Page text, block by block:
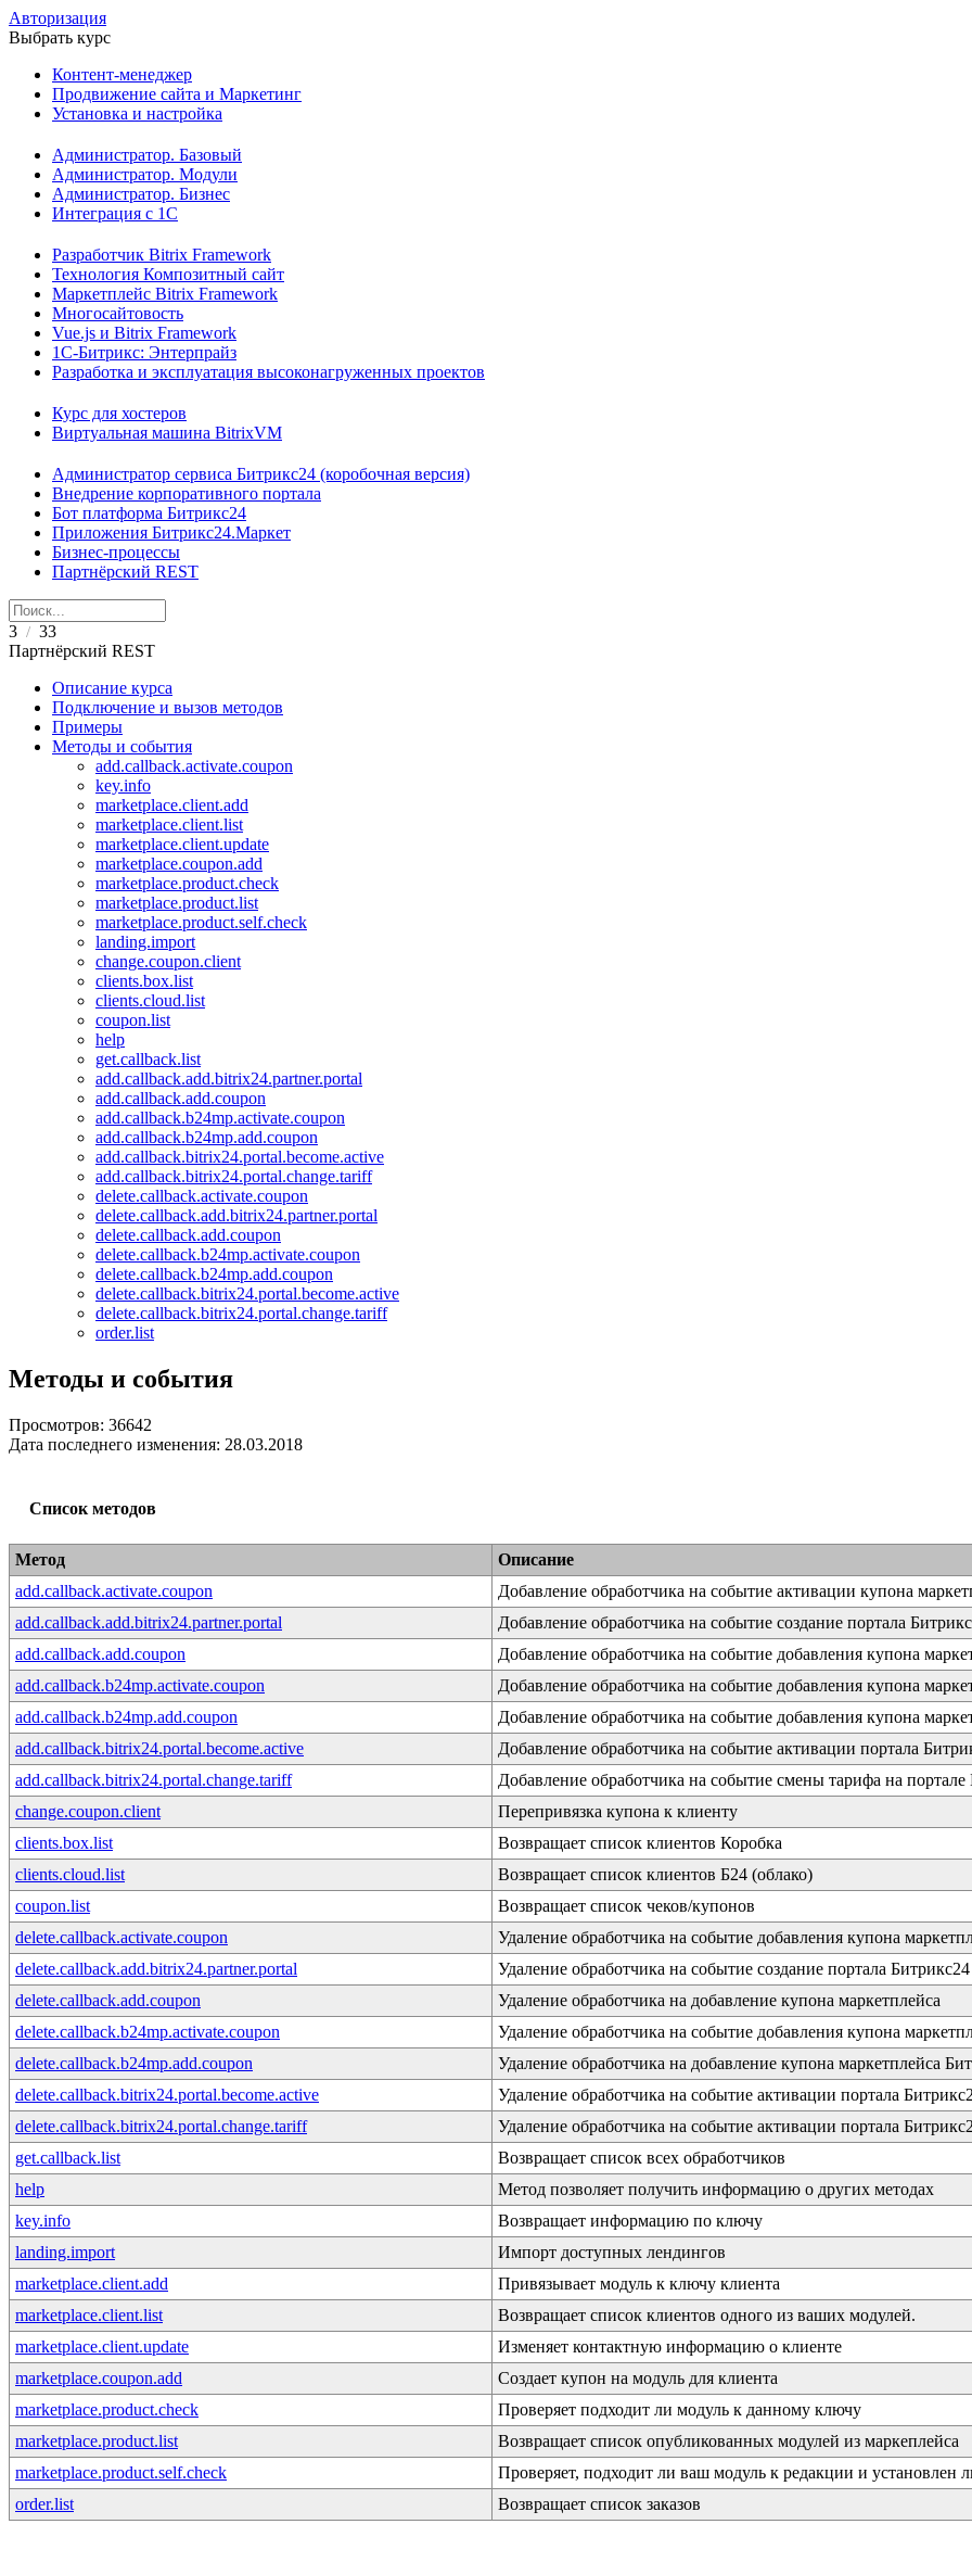
Авторизация
Выбрать курс
Контент-менеджер
Продвижение сайта и Маркетинг
Установка и настройка
Администратор. Базовый
Администратор. Модули
Администратор. Бизнес
Интеграция с 1С
Разработчик Bitrix Framework
Технология Композитный сайт
Маркетплейс Bitrix Framework
Многосайтовость
Vue.js и Bitrix Framework
1С-Битрикс: Энтерпрайз
Разработка и эксплуатация высоконагруженных проектов
Курс для хостеров
Виртуальная машина BitrixVM
Администратор сервиса Битрикс24 (коробочная версия)
Внедрение корпоративного портала
Бот платформа Битрикс24
Приложения Битрикс24.Маркет
Бизнес-процессы
Партнёрский REST
3 / 33
Партнёрский REST
Описание курса
Подключение и вызов методов
Примеры
Методы и события
add.callback.activate.coupon
key.info
marketplace.client.add
marketplace.client.list
marketplace.client.update
marketplace.coupon.add
marketplace.product.check
marketplace.product.list
marketplace.product.self.check
landing.import
change.coupon.client
clients.box.list
clients.cloud.list
coupon.list
help
get.callback.list
add.callback.add.bitrix24.partner.portal
add.callback.add.coupon
add.callback.b24mp.activate.coupon
add.callback.b24mp.add.coupon
add.callback.bitrix24.portal.become.active
add.callback.bitrix24.portal.change.tariff
delete.callback.activate.coupon
delete.callback.add.bitrix24.partner.portal
delete.callback.add.coupon
delete.callback.b24mp.activate.coupon
delete.callback.b24mp.add.coupon
delete.callback.bitrix24.portal.become.active
delete.callback.bitrix24.portal.change.tariff
order.list
Методы и события
Просмотров: 36642
Дата последнего изменения: 28.03.2018
Список методов
Метод
Описание
add.callback.activate.coupon
Добавление обработчика на событие активации купона
add.callback.add.bitrix24.partner.portal
Добавление обработчика на событие создание портала
add.callback.add.coupon
Добавление обработчика на событие добавления купона
add.callback.b24mp.activate.coupon
Добавление обработчика на событие добавления купона
add.callback.b24mp.add.coupon
Добавление обработчика на событие добавления купона
add.callback.bitrix24.portal.become.active
Добавление обработчика на событие активации портала
add.callback.bitrix24.portal.change.tariff
Добавление обработчика на событие смены тарифа на портале
change.coupon.client
Перепривязка купона к клиенту
clients.box.list
Возвращает список клиентов Коробка
clients.cloud.list
Возвращает список клиентов Б24 (облако)
coupon.list
Возвращает список чеков/купонов
delete.callback.activate.coupon
Удаление обработчика на событие добавления купона
delete.callback.add.bitrix24.partner.portal
Удаление обработчика на событие создание портала Битрикс24
delete.callback.add.coupon
Удаление обработчика на добавление купона маркетплейса
delete.callback.b24mp.activate.coupon
Удаление обработчика на событие добавления купона
delete.callback.b24mp.add.coupon
Удаление обработчика на добавление купона маркетплейса
delete.callback.bitrix24.portal.become.active
Удаление обработчика на событие активации портала
delete.callback.bitrix24.portal.change.tariff
Удаление обработчика на событие активации портала
get.callback.list
Возвращает список всех обработчиков
help
Метод позволяет получить информацию о других методах
key.info
Возвращает информацию по ключу
landing.import
Импорт доступных лендингов
marketplace.client.add
Привязывает модуль к ключу клиента
marketplace.client.list
Возвращает список клиентов одного из ваших модулей.
marketplace.client.update
Изменяет контактную информацию о клиенте
marketplace.coupon.add
Создает купон на модуль для клиента
marketplace.product.check
Проверяет подходит ли модуль к данному ключу
marketplace.product.list
Возвращает список опубликованных модулей из маркеплейса
marketplace.product.self.check
Проверяет, подходит ли ваш модуль к редакции и установлен
order.list
Возвращает список заказов